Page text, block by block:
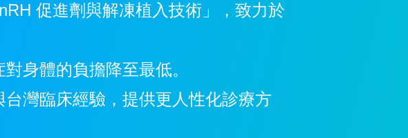
促進劑與解凍植入技術」，致力於
身體的負擔降至最低。
灣臨床經驗，提供更人性化診療方